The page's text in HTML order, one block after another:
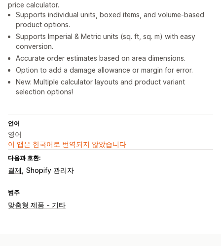
price calculator.
Supports individual units, boxed items, and volume-based
product options.
Supports Imperial & Metric units (sq. ft, sq. m) with easy
conversion.
Accurate order estimates based on area dimensions.
Option to add a damage allowance or margin for error.
New: Multiple calculator layouts and product variant
selection options!
언어
영어
이 앱은 한국어로 번역되지 않았습니다
다음과 호환:
결제 Shopify 관리자
범주
맞춤형 제품 - 기타